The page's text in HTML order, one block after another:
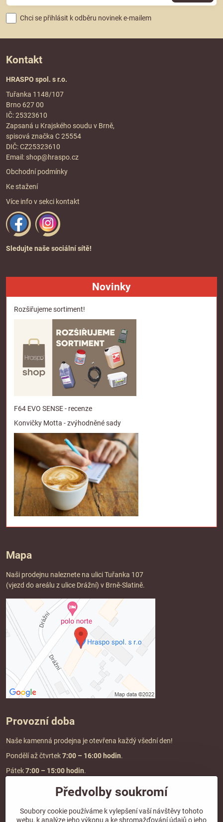
Chci se přihlásit k odběru novinek e-mailem
Kontakt
HRASPO spol. s r.o.
Tuřanka 1148/107
Brno 627 00
IČ: 25323610
Zapsaná u Krajského soudu v Brně,
spisová značka C 25554
DIČ: CZ25323610
Email: shop@hraspo.cz
Obchodní podmínky
Ke stažení
Více info v sekci kontakt
Sledujte naše sociální sítě!
Novinky
Rozšiřujeme sortiment!
F64 EVO SENSE - recenze
Konvičky Motta - zvýhodněné sady
Mapa
Naši prodejnu naleznete na ulici Tuřanka 107
(vjezd do areálu z ulice Drážní) v Brně-Slatině.
Provozní doba
Naše kamenná prodejna je otevřena každý všední den!
Pondělí až čtvrtek7:00 – 16:00 hodin.
Pátek7:00 – 15:00 hodin.
Doprava a platba
Předvolby soukromí
Soubory cookie používáme k vylepšení vaší návštěvy tohoto
webu, k analýze jeho výkonu a ke shromažďování údajů o jeho